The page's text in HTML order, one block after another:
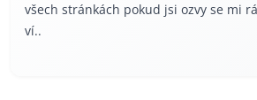
všech stránkách pokud jsi ozvy se mi
ví..